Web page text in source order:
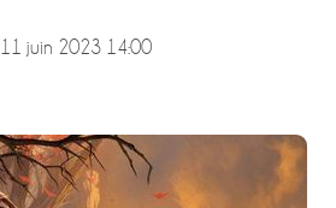
11 juin 2023 14:00